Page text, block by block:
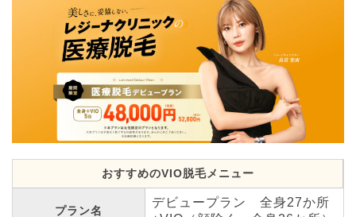
おすすめのVIO脱毛メニュー
プラン名
デビュープラン 全身27か所